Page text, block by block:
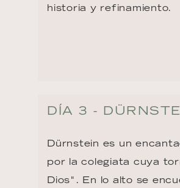
historia y refinamiento.
DÍA 3 -
Dürnstein es un
por la colegiata cuya
Dios". En lo alto se